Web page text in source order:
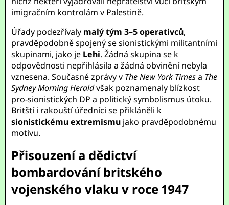
imigračním kontrolám v Palestině.
Úřady podezřívaly malý tým 3–5 operativců,
pravděpodobně spojený se sionistickými militantními
skupinami, jako je Lehi. Žádná skupina se k
odpovědnosti nepřihlásila a žádná obvinění nebyla
vznesena. Současné zprávy v The New York Timesa The
Sydney Morning Heraldvšak poznamenaly blízkost
pro-sionistických DP a politický symbolismus útoku.
Britští i rakouští úředníci se přikláněli k
sionistickému extremismu jako pravděpodobnému
motivu.
Přisouzení a dědictví
bombardování britského
vojenského vlaku v roce 1947